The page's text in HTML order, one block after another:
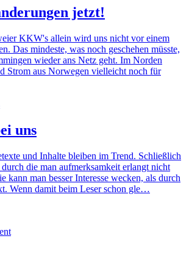
jetzt!
KKW's allein wird uns nicht vor einem
Das mindeste, was noch geschehen müsste,
wieder ans Netz geht. Im Norden
Strom aus Norwegen vielleicht noch für
uns
und Inhalte bleiben im Trend. Schließlich
die man aufmerksamkeit erlangt nicht
kann man besser Interesse wecken, als durch
Wenn damit beim Leser schon gle…